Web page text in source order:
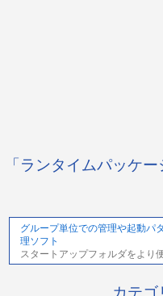
「ランタイムパッケ
グループ単位での管理や起動パ
理ソフト
スタートアップフォルダをより